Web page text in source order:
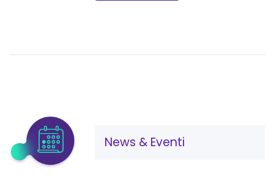
News & Eventi